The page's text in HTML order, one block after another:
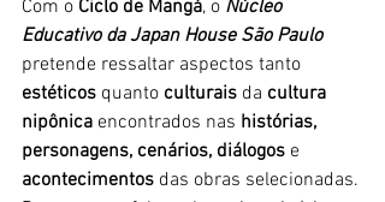
Com o Ciclo de Mangá, o Núcleo
Educativo da Japan House São Paulo
pretende ressaltar aspectos tanto
estéticos quanto culturais da cultura
nipônica encontrados nas histórias,
personagens, cenários, diálogos e
acontecimentos das obras selecionadas.